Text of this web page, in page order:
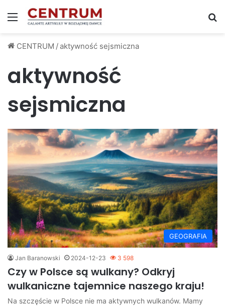
Menu
CENTRUM /aktywność sejsmiczna
aktywność
sejsmiczna
GEOGRAFIA
Jan Baranowski 2024-12-23 3 598
Czy w Polsce są wulkany? Odkryj
wulkaniczne tajemnice naszego kraju!
Na szczęście w Polsce nie ma aktywnych wulkanów. Mamy